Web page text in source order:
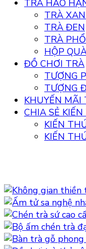
TRÀ HẢO
TRÀ
TRÀ ĐEN
TRÀ
HỘP
ĐỒ CHƠI TRÀ
TƯỢNG
TƯỢNG
KHUYẾN MÃI
CHIA SẺ
KIẾN
KIẾN